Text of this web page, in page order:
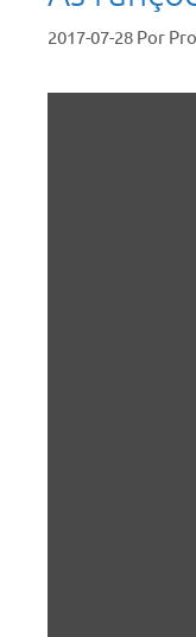
2017-07-28 Por